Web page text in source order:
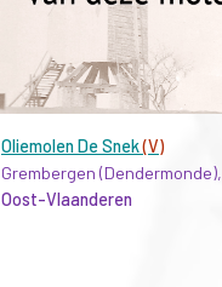
Oliemolen De Snek(V)
Grembergen (Dendermonde),
Oost-Vlaanderen